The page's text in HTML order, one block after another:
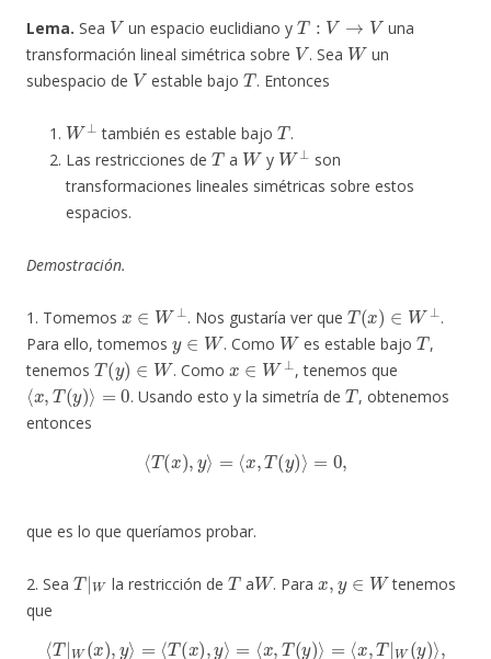
Lema. Sea
V
un espacio euclidiano y
T: →
una
transformación lineal simétrica sobre
V
. Sea
W
un
subespacio de
V
estable bajo
T
. Entonces
W⊥
también es estable bajo
T
.
Las restricciones de
T
a
W
y
W⊥
son
transformaciones lineales simétricas sobre estos
espacios.
Demostración.
1. Tomemos
W⊥
. Nos gustaría ver que
T(x )∈ W⊥
.
Para ello, tomemos
∈W
. Como
W
es estable bajo
T
,
tenemos
T(y)∈W
. Como
x∈W⊥
, tenemos que
⟨x,T(y)⟩=0
. Usando esto y la simetría de
T
, obtenemos
entonces
⟨T( x),y ⟩= ⟨x T(y)⟩= 0,
que es lo que queríamos probar.
2. Sea
|
la restricción de a . Para
tenemos
que
T|W(x ⟩=⟨T(x ),y x,T(y)⟩= T|W(y ⟩,